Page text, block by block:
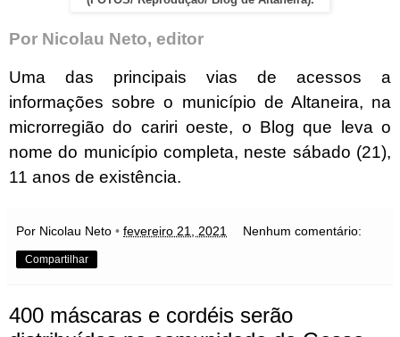
Por Nicolau Neto, editor
Uma das principais vias de acessos a
informações sobre o município de Altaneira, na
microrregião do cariri oeste, o Blog que leva o
nome do município completa, neste sábado (21),
11 anos de existência.
Por Nicolau Neto • fevereiro 21, 2021 Nenhum comentário:
Compartilhar
400 máscaras e cordéis serão